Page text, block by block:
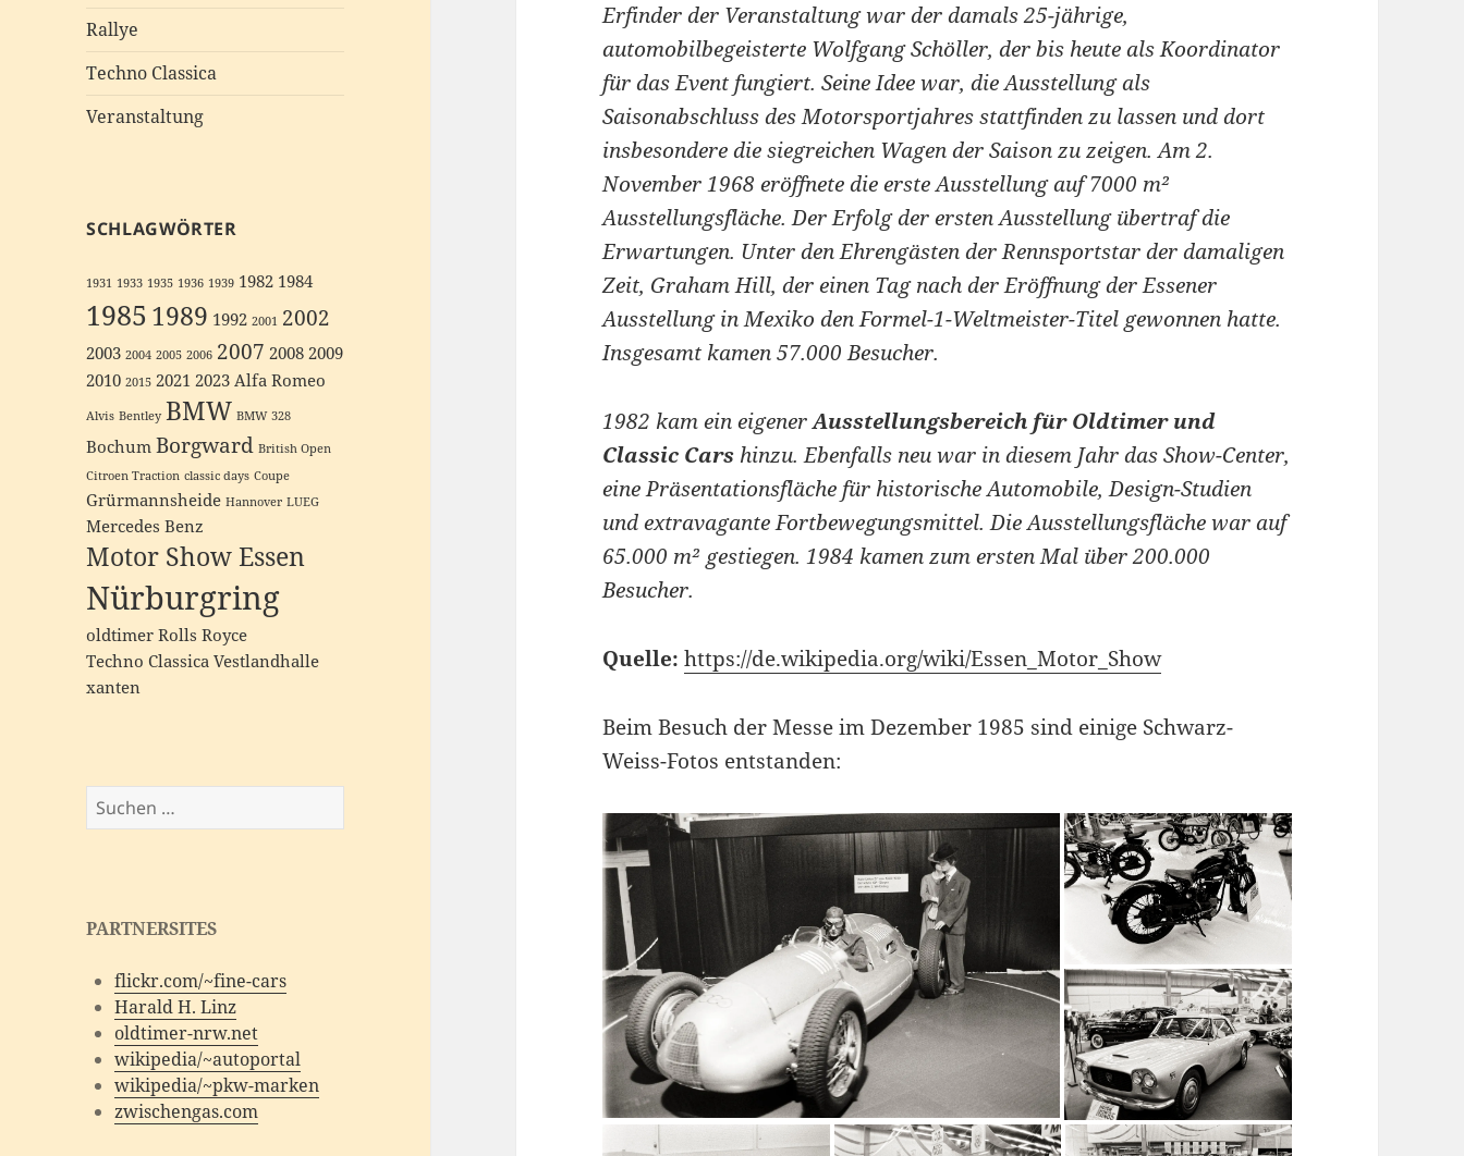
Rallye
Techno Classica
Veranstaltung
SCHLAGWÖRTER
1931 1933 1935 1936 1939 1982 1984
19851989 1992 2001 2002
2003 2004 2005 2006 2007 20082009
2010 2015 2021 2023Alfa Romeo
Alvis Bentley BMW BMW 328
BochumBorgward British Open
Citroen Traction classic days Coupe
Grürmannsheide Hannover LUEG
Mercedes Benz
Motor Show Essen
Nürburgring
oldtimerRolls Royce
Techno ClassicaVestlandhalle
xanten
Suchen
nach:
PARTNERSITES
flickr.com/~fine-cars
Harald H. Linz
oldtimer-nrw.net
wikipedia/~autoportal
wikipedia/~pkw-marken
zwischengas.com
Erfinder der Veranstaltung war der damals 25-jährige,
automobilbegeisterte Wolfgang Schöller, der bis heute als Koordinator
für das Event fungiert. Seine Idee war, die Ausstellung als
Saisonabschluss des Motorsportjahres stattfinden zu lassen und dort
insbesondere die siegreichen Wagen der Saison zu zeigen. Am 2.
November 1968 eröffnete die erste Ausstellung auf 7000 m²
Ausstellungsfläche. Der Erfolg der ersten Ausstellung übertraf die
Erwartungen. Unter den Ehrengästen der Rennsportstar der damaligen
Zeit, Graham Hill, der einen Tag nach der Eröffnung der Essener
Ausstellung in Mexiko den Formel-1-Weltmeister-Titel gewonnen hatte.
Insgesamt kamen 57.000 Besucher.
1982 kam ein eigenerAusstellungsbereich für Oldtimer und
Classic Cars hinzu. Ebenfalls neu war in diesem Jahr das Show-Center,
eine Präsentationsfläche für historische Automobile, Design-Studien
und extravagante Fortbewegungsmittel. Die Ausstellungsfläche war auf
65.000 m² gestiegen. 1984 kamen zum ersten Mal über 200.000
Besucher.
Quelle: https://de.wikipedia.org/wiki/Essen_Motor_Show
Beim Besuch der Messe im Dezember 1985 sind einige Schwarz-
Weiss-Fotos entstanden: